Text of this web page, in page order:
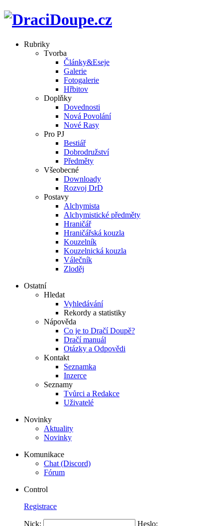
Rubriky
Tvorba
Články&Eseje
Galerie
Fotogalerie
Hřbitov
Doplňky
Dovednosti
Nová Povolání
Nové Rasy
Pro PJ
Bestiář
Dobrodružství
Předměty
Všeobecné
Downloady
Rozvoj DrD
Postavy
Alchymista
Alchymistické předměty
Hraničář
Hraničářská kouzla
Kouzelník
Kouzelnická kouzla
Válečník
Zloděj
Ostatní
Hledat
Vyhledávání
Rekordy a statistiky
Nápověda
Co je to Dračí Doupě?
Dračí manuál
Otázky a Odpovědi
Kontakt
Seznamka
Inzerce
Seznamy
Tvůrci a Redakce
Uživatelé
Novinky
Aktuality
Novinky
Komunikace
Chat (Discord)
Fórum
Control
Registrace
Nick: Heslo: